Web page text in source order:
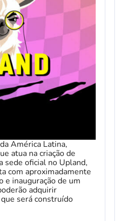
América Latina,
atua na criação de
sede oficial no Upland,
com aproximadamente
e inauguração de um
adquirir
será construído